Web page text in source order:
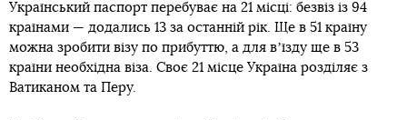
Український паспорт перебуває на 21 місці: безвіз із 94
країнами — додались 13 за останній рік. Ще в 51 країну
можна зробити візу по прибуттю, а для вʼїзду ще в 53
країни необхідна віза. Своє 21 місце Україна розділяє з
Ватиканом та Перу.